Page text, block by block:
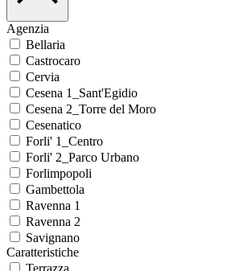
Agenzia
Bellaria
Castrocaro
Cervia
Cesena 1_Sant'Egidio
Cesena 2_Torre del Moro
Cesenatico
Forli' 1_Centro
Forli' 2_Parco Urbano
Forlimpopoli
Gambettola
Ravenna 1
Ravenna 2
Savignano
Caratteristiche